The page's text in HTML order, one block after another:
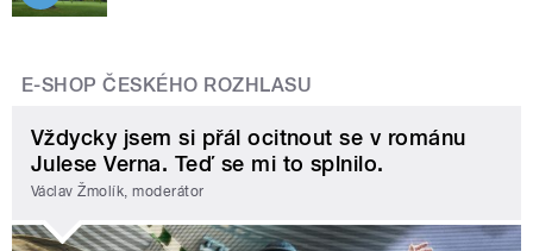
E-SHOP ČESKÉHO ROZHLASU
Vždycky jsem si přál ocitnout se v románu
Julese Verna. Teď se mi to splnilo.
Václav Žmolík, moderátor